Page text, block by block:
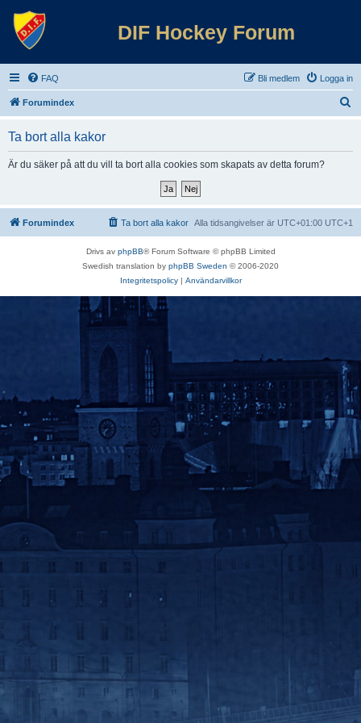
DIF Hockey Forum
FAQ Logga in
Bli medlem
Forumindex
Ta bort alla kakor
Är du säker på att du vill ta bort alla cookies som skapats av detta forum?
Forumindex Alla tidsangivelser är UTC+01:00 UTC+1
Ta bort alla kakor
Drivs av phpBB® Forum Software © phpBB Limited
Swedish translation by phpBB Sweden © 2006-2020
Integritetspolicy| Användarvillkor